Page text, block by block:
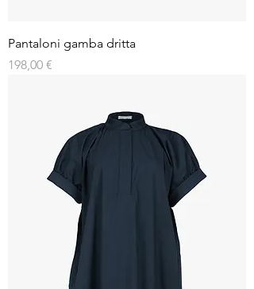
Pantaloni gamba dritta
Prezzo
198,00 €